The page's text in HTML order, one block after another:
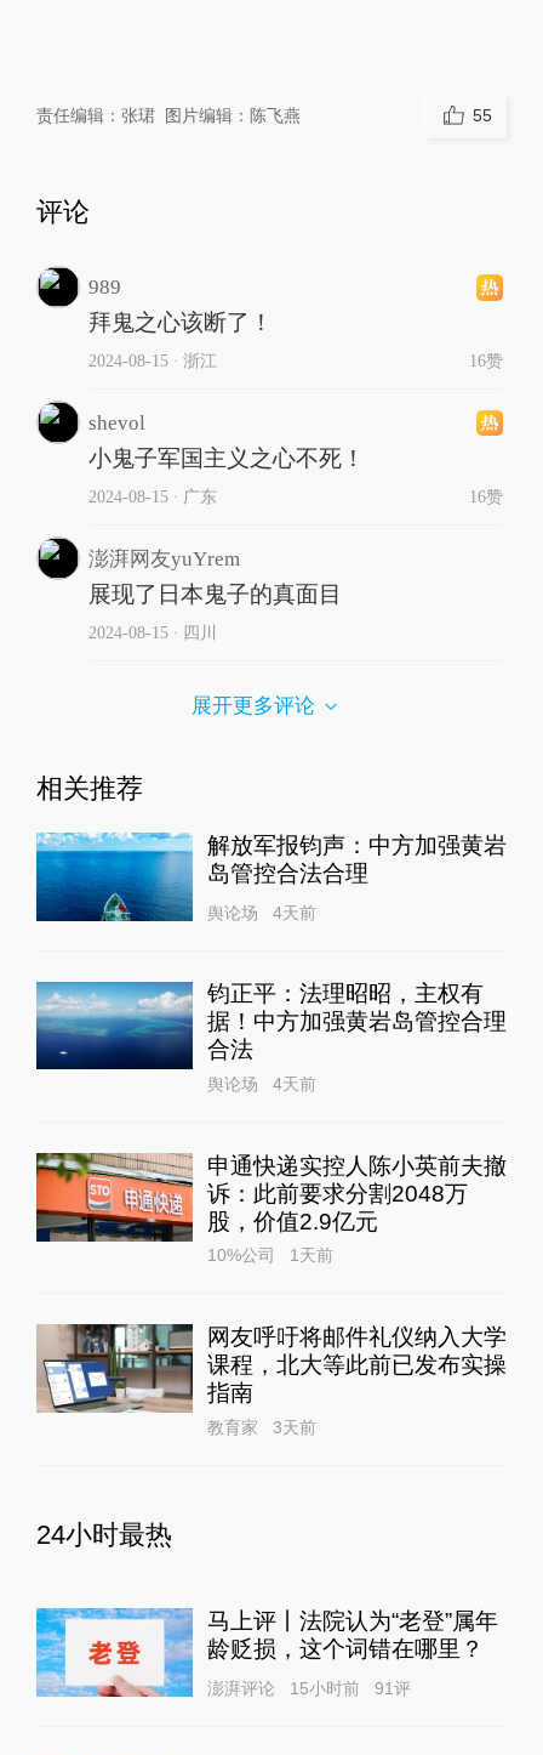
责任编辑： 张珺 图片编辑： 陈飞燕 55
评论
989
拜鬼之心该断了！
2024-08-15∙ 浙江 16赞
shevol
小鬼子军国主义之心不死！
2024-08-15∙ 广东 16赞
澎湃网友yuYrem
展现了日本鬼子的真面目
2024-08-15∙ 四川
展开更多评论
相关推荐
解放军报钧声：中方加强黄岩
岛管控合法合理
舆论场 4天前
钧正平：法理昭昭，主权有
据！中方加强黄岩岛管控合理
合法
舆论场 4天前
申通快递实控人陈小英前夫撤
诉：此前要求分割2048万
股，价值2.9亿元
10%公司 1天前
网友呼吁将邮件礼仪纳入大学
课程，北大等此前已发布实操
指南
教育家 3天前
24小时最热
马上评丨法院认为“老登”属年
龄贬损，这个词错在哪里？
澎湃评论 15小时前 91评